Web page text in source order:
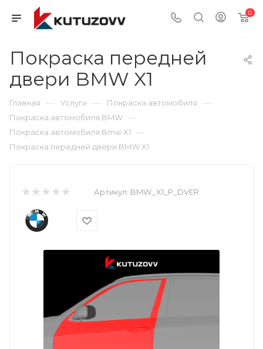
0
Покраска передней
двери BMW X1
Главная — Услуги — Покраска автомобиля —
Покраска автомобиля BMW —
Покраска автомобиля Bmw X1 —
Покраска передней двери BMW X1
Артикул: BMW_X1_P_DVER